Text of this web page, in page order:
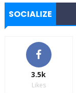
SOCIALIZE
3.5k
Likes